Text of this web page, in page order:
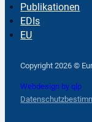
Publikationen
EDIs
EU
Copyright 2026 ©
Webdesign by qlp